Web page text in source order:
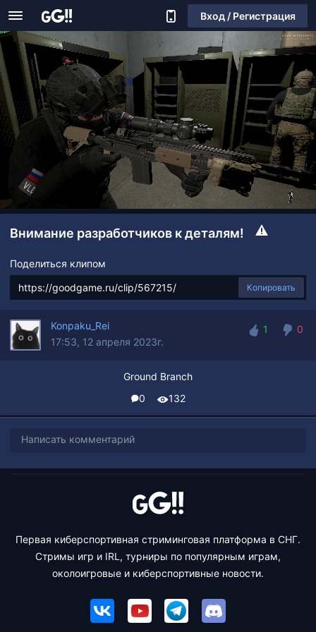
Вход / Регистрация
Внимание разработчиков к деталям!
Поделиться клипом
Копировать
Konpaku_Rei
17:53, 12 апреля 2023г.
1
0
Ground Branch
0
132
Написать комментарий
Первая киберспортивная стриминговая платформа в СНГ.
Стримы игр и IRL, турниры по популярным играм,
околоигровые и киберспортивные новости.